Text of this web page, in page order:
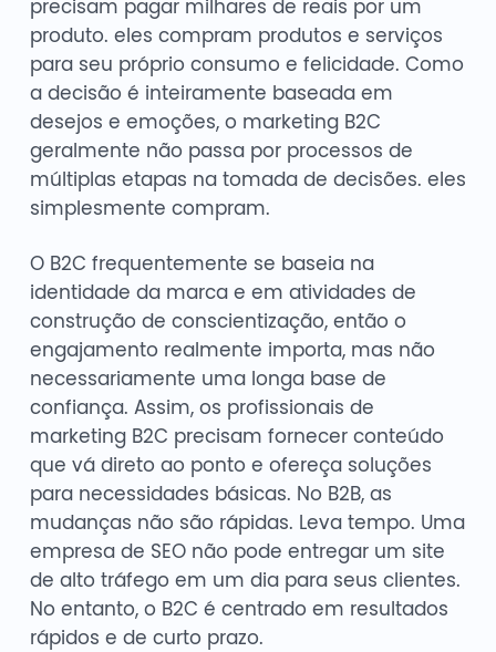
precisam pagar milhares de reais por um
produto. eles compram produtos e serviços
para seu próprio consumo e felicidade. Como
a decisão é inteiramente baseada em
desejos e emoções, o marketing B2C
geralmente não passa por processos de
múltiplas etapas na tomada de decisões. eles
simplesmente compram.
O B2C frequentemente se baseia na
identidade da marca e em atividades de
construção de conscientização, então o
engajamento realmente importa, mas não
necessariamente uma longa base de
confiança. Assim, os profissionais de
marketing B2C precisam fornecer conteúdo
que vá direto ao ponto e ofereça soluções
para necessidades básicas. No B2B, as
mudanças não são rápidas. Leva tempo. Uma
empresa de SEO não pode entregar um site
de alto tráfego em um dia para seus clientes.
No entanto, o B2C é centrado em resultados
rápidos e de curto prazo.